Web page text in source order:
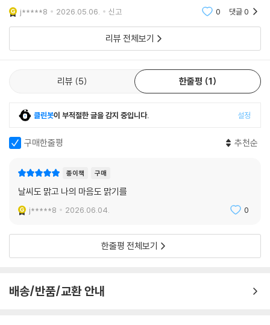
노벨평화상을 수상하는 성취로 이어졌다.
더 나아가 슈클라는 기후불안으로 무기력해진 이 시대, 몸소 살아낸 삶과
평생을 헌신해온 과학에서 비롯된 분명하고 구체적인 희망을 제시한다. 그
나아가 기후변화라는 진실을 은폐하려는 거대 자본과 정치권의 위협에 용
감하게 맞섰다. 그러면서 기후변화 부정론자들의 표적이 되어 고초를 겪기
도 했지만, 이 노학자는 그럼에도 꺾이지 않고 희망을 말한다. “미래 세대
를 위한 책임을 몸소 받아들이고 행동”함으로써 곤경에 처한 지구를 더 나
은 곳으로 바꾸겠다는 그의 실천은 당위에 머무르지 않고 우리를 움직이는
낙관의 메시지가 된다.
“기상학은 인류가 서로를 돌보는 가장 오래되고 협력적인 시도”라는 말대
로, 그의 연구는 언제나 지구에 공존하는 존재들을 향해 있다. 전기도, 수도
도, 변변한 학교도 없던 가난한 마을의 맨발 소년이 노벨평화상의 공동 수
유다. 저명한 물리학자 프리먼 다이슨은 과학이 “철학적 사유의 전통”과
“숙련된 기술의 전통”의 융합으로 탄생했다고 말한다. 취약한 존재를 보살
늘날 경종을 울린다.
j*****8 2026.05.06. 신고 0 댓글0
리뷰 전체보기
리뷰 5 한줄평 1
클린봇이 부적절한 글을 감지 중입니다. 설정
구매한줄평 추천순
종이책 구매
날씨도 맑고 나의 마음도 맑기를
j*****8 2026.06.04. 0
한줄평 전체보기
배송/반품/교환 안내